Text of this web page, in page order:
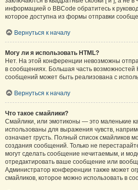
информацией о BBCode обратитесь к
которое доступна из формы отправки
Вернуться к началу
Могу ли я использовать HTML?
Нет. На этой конференции невозможны
в сообщениях. Большая часть
сообщений может быть реализована с
Вернуться к началу
Что такое смайлики?
Смайлики, или эмотиконы — это маленькие
использованы для выражения чувств,
означает грусть. Полный список смайликов
создания сообщений. Только не
могут сделать сообщение нечитаемым, и
отредактировать ваше сообщение или
Администратор конференции также может
смайликов, которое можно использовать в